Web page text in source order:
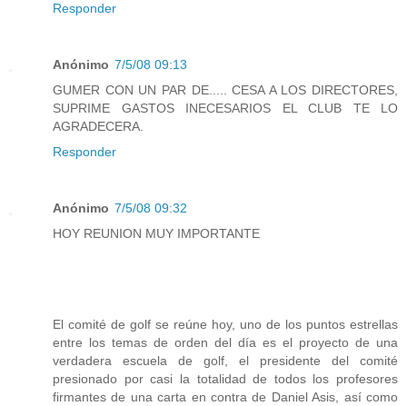
Responder
Anónimo 7/5/08 09:13
GUMER CON UN PAR DE..... CESA A LOS DIRECTORES,
SUPRIME GASTOS INECESARIOS EL CLUB TE LO
AGRADECERA.
Responder
Anónimo 7/5/08 09:32
HOY REUNION MUY IMPORTANTE
El comité de golf se reúne hoy, uno de los puntos estrellas
entre los temas de orden del día es el proyecto de una
verdadera escuela de golf, el presidente del comité
presionado por casi la totalidad de todos los profesores
firmantes de una carta en contra de Daniel Asis, así como